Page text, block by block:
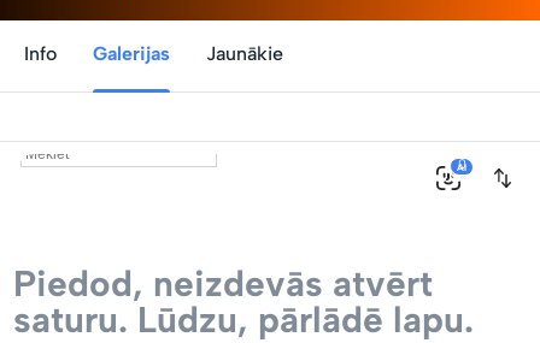
Info Galerijas Jaunākie
0
AI
Piedod, neizdevās atvērt
saturu. Lūdzu, pārlādē lapu.